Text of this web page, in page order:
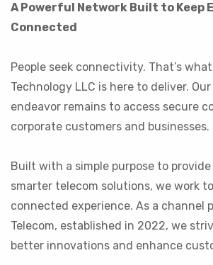
A Powerful Network Built to Keep
Connected
People seek connectivity. That’s what
Technology LLC is here to deliver.
endeavor remains to access secure
corporate customers and businesses.
Built with a simple purpose to
smarter telecom solutions, we work
connected experience. As a channel
Telecom, established in 2022, we
better innovations and enhance